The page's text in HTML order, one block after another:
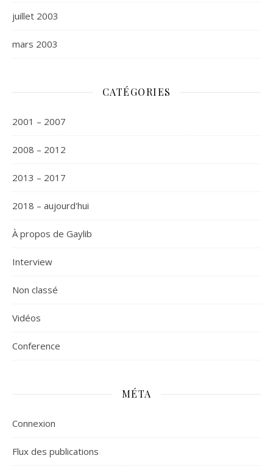
juillet 2003
mars 2003
CATÉGORIES
2001 – 2007
2008 – 2012
2013 – 2017
2018 – aujourd'hui
À propos de Gaylib
Interview
Non classé
Vidéos
Сonference
MÉTA
Connexion
Flux des publications